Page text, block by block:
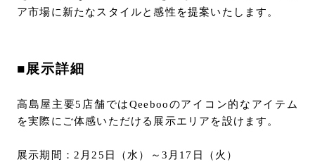
ア市場に新たなスタイルと感性を提案いたします。
■展示詳細
高島屋主要5店舗ではQeebooのアイコン的なアイテム
を実際にご体感いただける展示エリアを設けます。
展示期間：2月25日（水）～3月17日（火）